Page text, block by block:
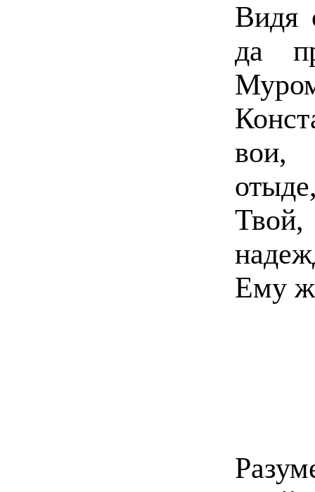
Видя
да
вои,
Ему